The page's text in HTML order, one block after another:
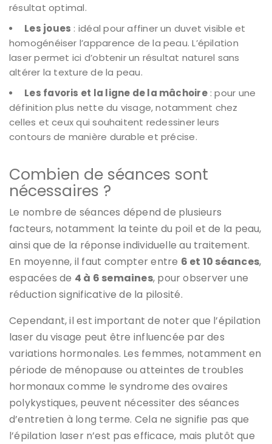
résultat optimal.
Les joues : idéal pour affiner un duvet visible et
homogénéiser l’apparence de la peau. L’épilation
laser permet ici d’obtenir un résultat naturel sans
altérer la texture de la peau.
Les favoris et la ligne de la mâchoire: pour une
définition plus nette du visage, notamment chez
celles et ceux qui souhaitent redessiner leurs
contours de manière durable et précise.
Combien de séances sont
nécessaires ?
Le nombre de séances dépend de plusieurs
facteurs, notamment la teinte du poil et de la peau,
ainsi que de la réponse individuelle au traitement.
En moyenne, il faut compter entre 6 et 10 séances,
espacées de 4 à 6 semaines, pour observer une
réduction significative de la pilosité.
Cependant, il est important de noter que l’épilation
laser du visage peut être influencée par des
variations hormonales. Les femmes, notamment en
période de ménopause ou atteintes de troubles
hormonaux comme le syndrome des ovaires
polykystiques, peuvent nécessiter des séances
d’entretien à long terme. Cela ne signifie pas que
l’épilation laser n’est pas efficace, mais plutôt que